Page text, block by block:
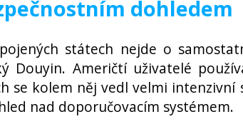
dohledem
státech nejde o
Douyin. Američtí uživatelé
se kolem něj vedl velmi
nad doporučovacím systémem.